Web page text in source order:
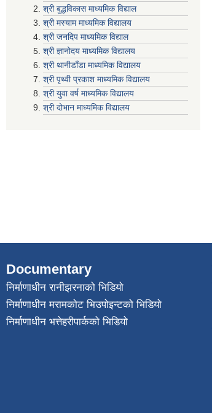
श्री बुद्धविकास माध्यमिक विद्याल
श्री मस्याम माध्यमिक विद्यालय
श्री जनदिप माध्यमिक विद्याल
श्री ज्ञानोदय माध्यमिक विद्यालय
श्री थानीडाँडा माध्यमिक विद्यालय
श्री पृथ्वी प्रकाश माध्यमिक विद्यालय
श्री युवा वर्ष माध्यमिक विद्यालय
श्री दोभान माध्यमिक विद्यालय
Documentary
निर्माणाधीन रानीझरनाको भिडियो
निर्माणाधीन मरामकोट भिउपोइन्टको भिडियो
निर्माणाधीन भत्तेहरीपार्कको भिडियो